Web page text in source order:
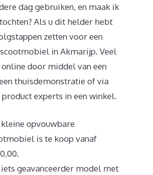
dag gebruiken, en maak ik
Als u dit helder hebt
zetten voor een
in Akmarijp. Veel
door middel van een
thuisdemonstratie of via
product experts in een winkel.
kleine opvouwbare
is te koop vanaf
iets geavanceerder model met